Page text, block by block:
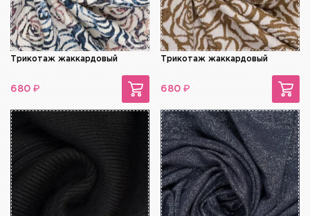
Трикотаж жаккардовый
680 ₽
Трикотаж жаккардовый
680 ₽